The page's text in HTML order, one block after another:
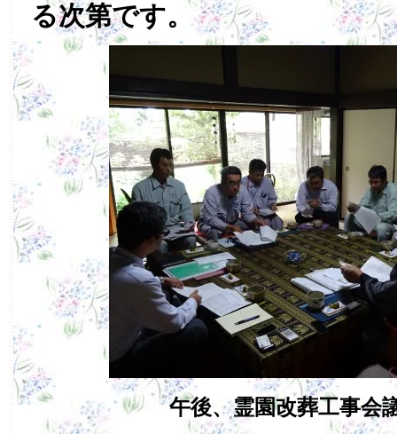
る次第です。
午後、霊園改葬工事会